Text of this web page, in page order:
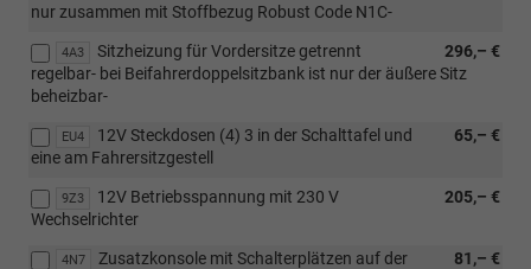
nur zusammen mit Stoffbezug Robust Code N1C-
4A3 296,– €
Sitzheizung für Vordersitze getrennt
regelbar- bei Beifahrerdoppelsitzbank ist nur der äußere Sitz
beheizbar-
EU4 65,– €
12V Steckdosen (4) 3 in der Schalttafel und
eine am Fahrersitzgestell
9Z3 205,– €
12V Betriebsspannung mit 230 V
Wechselrichter
4N7 81,– €
Zusatzkonsole mit Schalterplätzen auf der